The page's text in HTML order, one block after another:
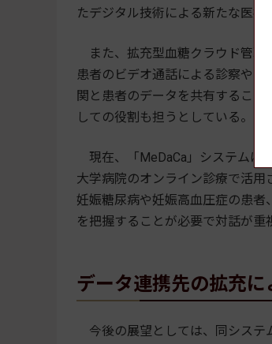
たデジタル技術による新たな医療
また、拡充型血糖クラウド管理
患者のビデオ通話による診察や、
関と患者のデータを共有するこ
しての役割も担うとしている。
現在、「MeDaCa」システムは
大学病院のオンライン診療で活
妊娠糖尿病や妊娠高血圧症の患
を把握することが必要で対話が重
データ連携先の拡充
今後の展望としては、同システ